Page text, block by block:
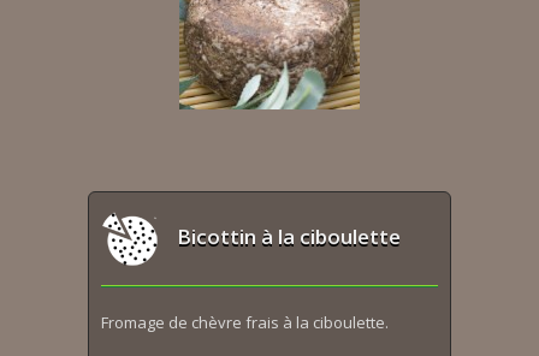
Bicottin à la ciboulette
Fromage de chèvre frais à la ciboulette.